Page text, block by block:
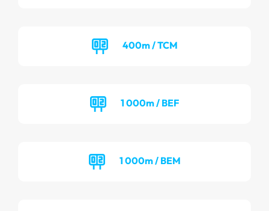
400m / TCM
1 000m / BEF
1 000m / BEM